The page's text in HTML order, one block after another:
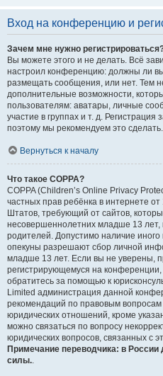
Вход на конференцию и
Зачем мне нужно
Вы можете этого и не делать. Всё
настроил конференцию: должны ли
размещать сообщения, или нет. Тем
дополнительные возможности,
пользователям: аватары, личные
участие в группах и т. д. Регистрация
поэтому мы рекомендуем это сделать.
Вернуться к началу
Что такое COPPA?
COPPA (Children’s Online Privacy
частных прав ребёнка в интернете
Штатов, требующий от сайтов,
несовершеннолетних младше 13 лет,
родителей. Допустимо наличие
опекуны разрешают сбор личной
младше 13 лет. Если вы не уверены,
регистрирующемуся на
обратитесь за помощью к
Limited администрация данной
рекомендаций по правовым
юридических отношений, кроме
можно связаться по вопросу
юридических вопросов, связанных с
Примечание переводчика: в
силы..